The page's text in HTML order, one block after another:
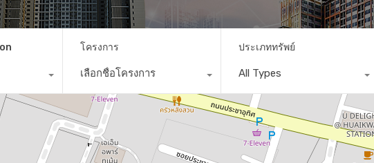
โครงการ
เลือกชื่อโครงการ
ประเภททรัพย์
All Types